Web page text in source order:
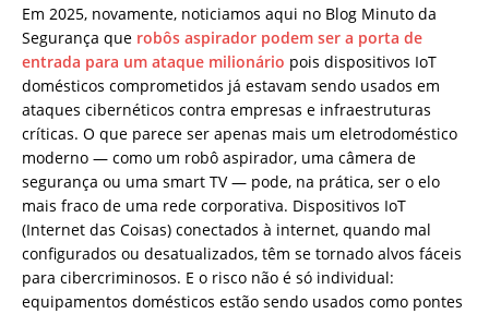
Em 2025, novamente, noticiamos aqui no Blog Minuto da
Segurança que robôs aspirador podem ser a porta de
entrada para um ataque milionário pois dispositivos IoT
domésticos comprometidos já estavam sendo usados em
ataques cibernéticos contra empresas e infraestruturas
críticas. O que parece ser apenas mais um eletrodoméstico
moderno — como um robô aspirador, uma câmera de
segurança ou uma smart TV — pode, na prática, ser o elo
mais fraco de uma rede corporativa. Dispositivos IoT
(Internet das Coisas) conectados à internet, quando mal
configurados ou desatualizados, têm se tornado alvos fáceis
para cibercriminosos. E o risco não é só individual:
equipamentos domésticos estão sendo usados como pontes